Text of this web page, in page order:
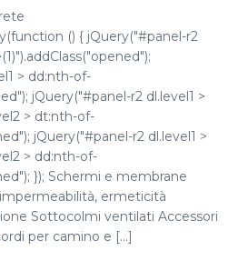
() { jQuery("#panel-r2
> dd:nth-of-
jQuery("#panel-r2 dl.level1 >
> dt:nth-of-
jQuery("#panel-r2 dl.level1 >
> dd:nth-of-
}); Schermi e membrane
ermeticità
Sottocolmi ventilati Accessori
per camino e [...]